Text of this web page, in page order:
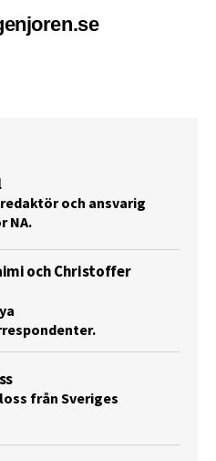
och ansvarig
NA.
och Christoffer
från Sveriges